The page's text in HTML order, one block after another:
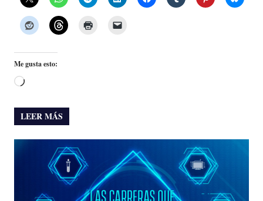
Me gusta esto:
Cargando...
LEER MÁS